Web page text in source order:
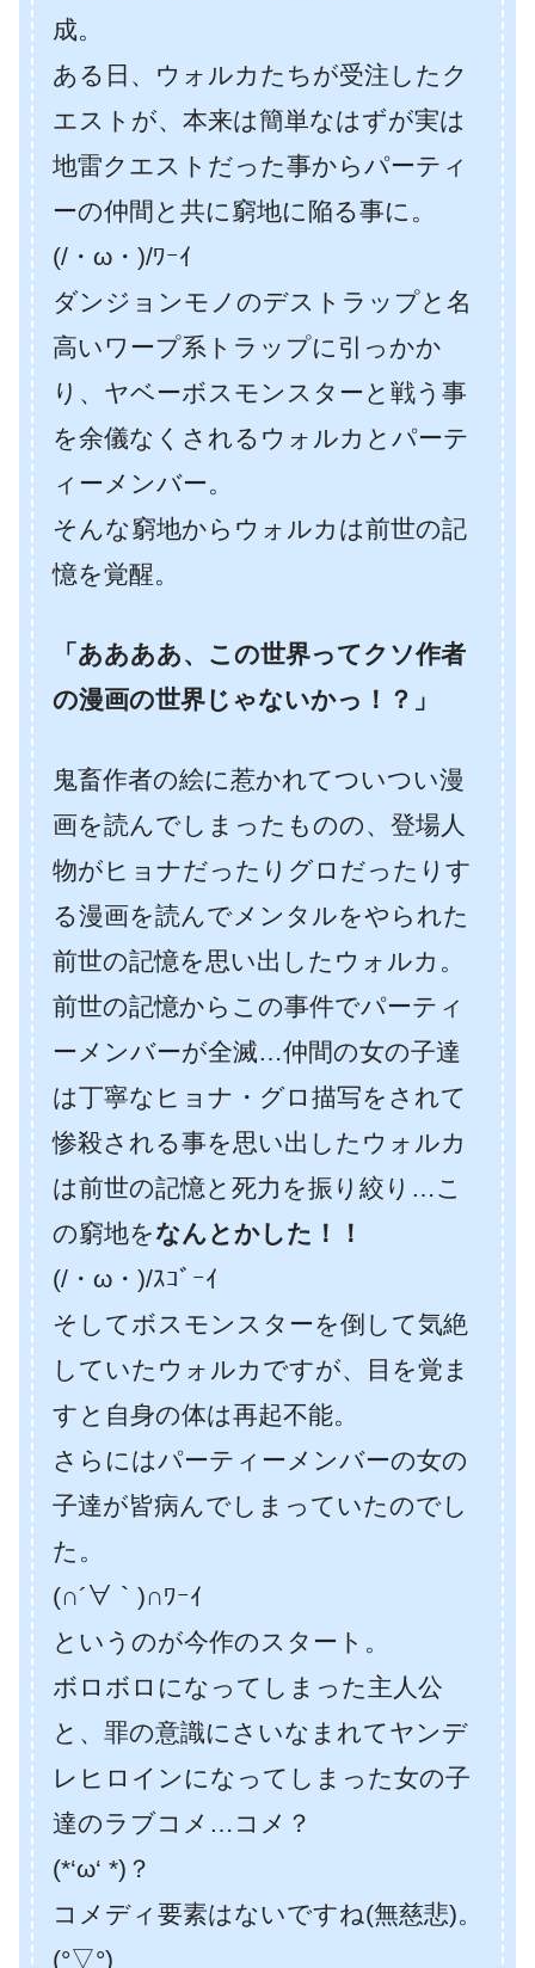
成。
ある日、ウォルカたちが受注したク
エストが、本来は簡単なはずが実は
地雷クエストだった事からパーティ
ーの仲間と共に窮地に陥る事に。
(/・ω・)/ﾜｰｲ
ダンジョンモノのデストラップと名
高いワープ系トラップに引っかか
り、ヤベーボスモンスターと戦う事
を余儀なくされるウォルカとパーテ
ィーメンバー。
そんな窮地からウォルカは前世の記
憶を覚醒。
「ああああ、この世界ってクソ作者
の漫画の世界じゃないかっ！？」
鬼畜作者の絵に惹かれてついつい漫
画を読んでしまったものの、登場人
物がヒョナだったりグロだったりす
る漫画を読んでメンタルをやられた
前世の記憶を思い出したウォルカ。
前世の記憶からこの事件でパーティ
ーメンバーが全滅…仲間の女の子達
は丁寧なヒョナ・グロ描写をされて
惨殺される事を思い出したウォルカ
は前世の記憶と死力を振り絞り…こ
の窮地をなんとかした！！
(/・ω・)/ｽｺﾞｰｲ
そしてボスモンスターを倒して気絶
していたウォルカですが、目を覚ま
すと自身の体は再起不能。
さらにはパーティーメンバーの女の
子達が皆病んでしまっていたのでし
た。
(∩´∀｀)∩ﾜｰｲ
というのが今作のスタート。
ボロボロになってしまった主人公
と、罪の意識にさいなまれてヤンデ
レヒロインになってしまった女の子
達のラブコメ…コメ？
(*‘ω‘ *)？
コメディ要素はないですね(無慈悲)。
(°▽°)